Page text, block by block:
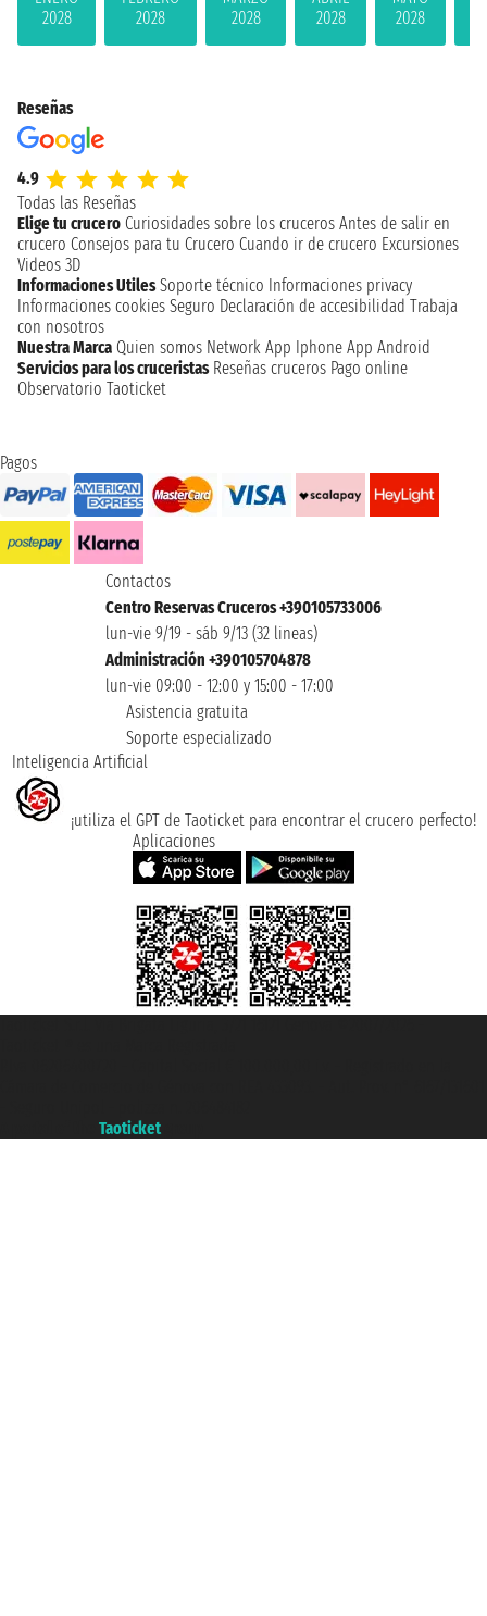
2028
2028
2028
2028
2028
Reseñas
4.9
Todas las Reseñas
Elige tu crucero Curiosidades sobre los cruceros Antes de salir en
crucero Consejos para tu Crucero Cuando ir de crucero Excursiones
Videos 3D
Informaciones Utiles Soporte técnico Informaciones privacy
Informaciones cookies Seguro Declaración de accesibilidad Trabaja
con nosotros
Nuestra Marca Quien somos Network App Iphone App Android
Servicios para los cruceristas Reseñas cruceros Pago online
Observatorio Taoticket
Pagos
Contactos
Centro Reservas Cruceros +390105733006
lun-vie 9/19 - sáb 9/13 (32 lineas)
Administración +390105704878
lun-vie 09:00 - 12:00 y 15:00 - 17:00
Asistencia gratuita
Soporte especializado
Inteligencia Artificial
¡utiliza el GPT de Taoticket para encontrar el crucero perfecto!
Aplicaciones
Taoticket